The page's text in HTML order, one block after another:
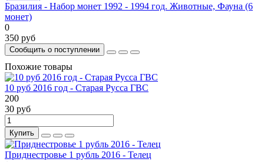
Бразилия - Набор монет 1992 - 1994 год. Животные, Фауна (6
монет)
0
350 руб
Сообщить о поступлении
Похожие товары
10 руб 2016 год - Старая Русса ГВС
200
30 руб
Купить
Приднестровье 1 рубль 2016 - Телец